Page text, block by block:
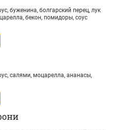
буженина, болгарский перец, лук
бекон, помидоры, соус
салями, моцарелла, ананасы,